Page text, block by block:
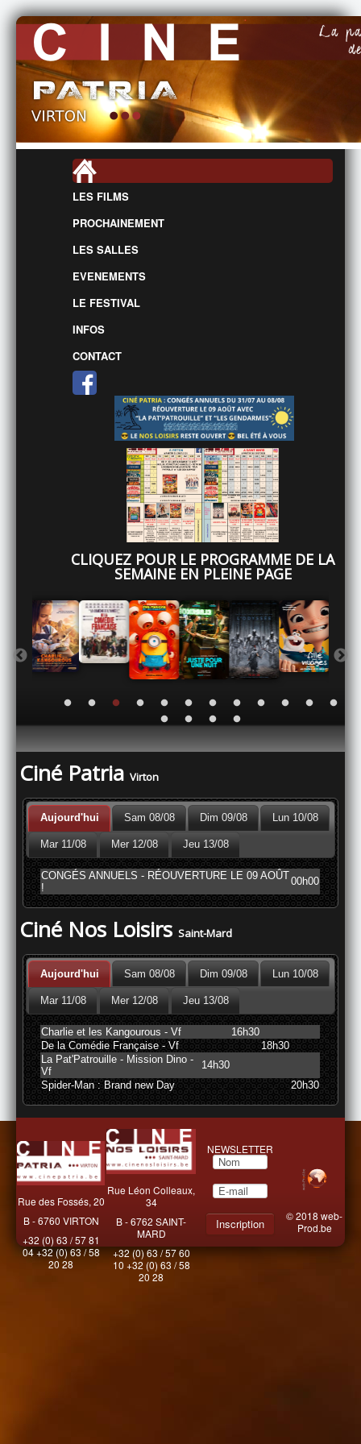
LES FILMS
PROCHAINEMENT
LES SALLES
EVENEMENTS
LE FESTIVAL
INFOS
CONTACT
CLIQUEZ POUR LE PROGRAMME DE LA
SEMAINE EN PLEINE PAGE
Ciné PatriaVirton
Aujourd'hui Sam 08/08 Dim 09/08 Lun 10/08
Mar 11/08 Mer 12/08 Jeu 13/08
CONGÉS ANNUELS - RÉOUVERTURE LE 09 AOÛT
!
00h00
Ciné Nos LoisirsSaint-Mard
Aujourd'hui Sam 08/08 Dim 09/08 Lun 10/08
Mar 11/08 Mer 12/08 Jeu 13/08
Charlie et les Kangourous - Vf
16h30
De la Comédie Française - Vf
18h30
La Pat'Patrouille - Mission Dino -
Vf
14h30
Spider-Man : Brand new Day
20h30
Rue des Fossés, 20
B - 6760 VIRTON
+32 (0) 63 / 57 81
04 +32 (0) 63 / 58
20 28
Rue Léon Colleaux,
34
B - 6762 SAINT-
MARD
+32 (0) 63 / 57 60
10 +32 (0) 63 / 58
20 28
NEWSLETTER
© 2018 web-
Prod.be